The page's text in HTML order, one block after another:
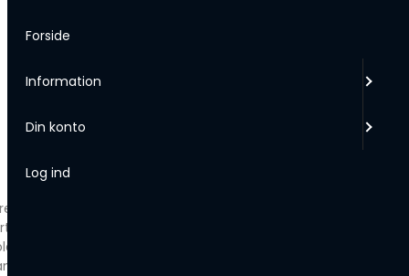
behovet for klor med op til 70% og vandet vil
at bade i.
som prøver AquaFinesse®, oplever en
og mindre arbejde ved at holde
Forside
Information
Din konto
Log ind